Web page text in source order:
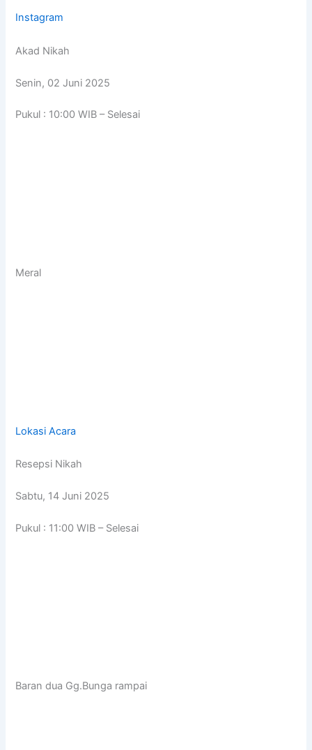
Instagram
Akad Nikah
Senin, 02 Juni 2025
Pukul : 10:00 WIB – Selesai
Meral
Lokasi Acara
Resepsi Nikah
Sabtu, 14 Juni 2025
Pukul : 11:00 WIB – Selesai
Baran dua Gg.Bunga rampai